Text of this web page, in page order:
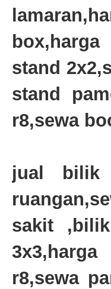
stand
stand
r8,sewa
jual bilik
sakit
r8,sewa